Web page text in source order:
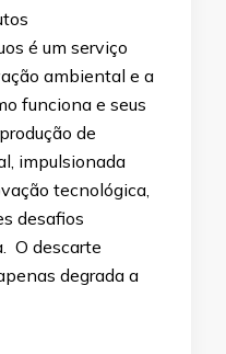
é um serviço
ambiental e a
funciona e seus
de
impulsionada
tecnológica,
desafios
O descarte
degrada a